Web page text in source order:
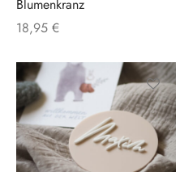
Blumenkranz
18,95 €
Dieses
Produkt
weist